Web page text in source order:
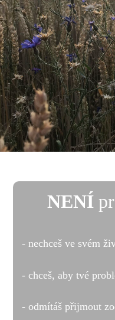
NENÍ
- nechceš ve svém
- chceš, aby tvé
- odmítáš přijmout